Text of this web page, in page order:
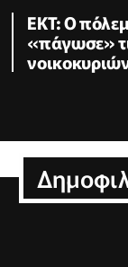
ΕΚΤ: Ο
«πάγωσε»